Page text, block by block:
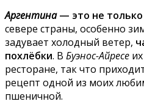
Аргентина— это не только
севере страны, особенно
задувает холодный ветер,
похлёбки. В Буэнос-Айресе
ресторане, так что
рецепт одной из моих
пшеничной.